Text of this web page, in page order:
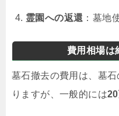
霊園への返還 ：墓地
費用相場は
墓石撤去の費用は、墓
りますが、一般的には